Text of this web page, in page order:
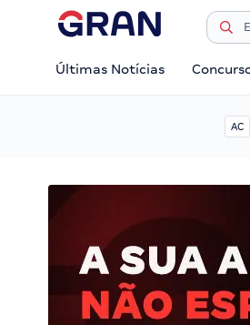
Últimas Notícias
AC